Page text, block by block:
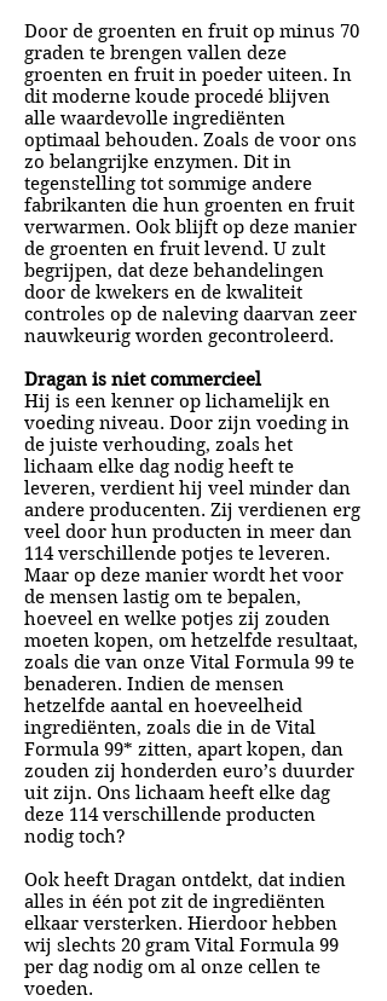
Door de groenten en fruit op minus 70
graden te brengen vallen deze
groenten en fruit in poeder uiteen. In
dit moderne koude procedé blijven
alle waardevolle ingrediënten
optimaal behouden. Zoals de voor ons
zo belangrijke enzymen. Dit in
tegenstelling tot sommige andere
fabrikanten die hun groenten en fruit
verwarmen. Ook blijft op deze manier
de groenten en fruit levend. U zult
begrijpen, dat deze behandelingen
door de kwekers en de kwaliteit
controles op de naleving daarvan zeer
nauwkeurig worden gecontroleerd.
Dragan is niet commercieel
Hij is een kenner op lichamelijk en
voeding niveau. Door zijn voeding in
de juiste verhouding, zoals het
lichaam elke dag nodig heeft te
leveren, verdient hij veel minder dan
andere producenten. Zij verdienen erg
veel door hun producten in meer dan
114 verschillende potjes te leveren.
Maar op deze manier wordt het voor
de mensen lastig om te bepalen,
hoeveel en welke potjes zij zouden
moeten kopen, om hetzelfde resultaat,
zoals die van onze Vital Formula 99 te
benaderen. Indien de mensen
hetzelfde aantal en hoeveelheid
ingrediënten, zoals die in de Vital
Formula 99* zitten, apart kopen, dan
zouden zij honderden euro’s duurder
uit zijn. Ons lichaam heeft elke dag
deze 114 verschillende producten
nodig toch?
Ook heeft Dragan ontdekt, dat indien
alles in één pot zit de ingrediënten
elkaar versterken. Hierdoor hebben
wij slechts 20 gram Vital Formula 99
per dag nodig om al onze cellen te
voeden.